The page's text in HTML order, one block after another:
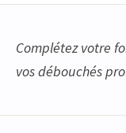
Complétez votre
vos débouchés